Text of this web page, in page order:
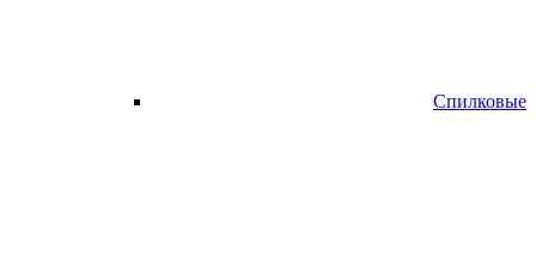
Спилковые